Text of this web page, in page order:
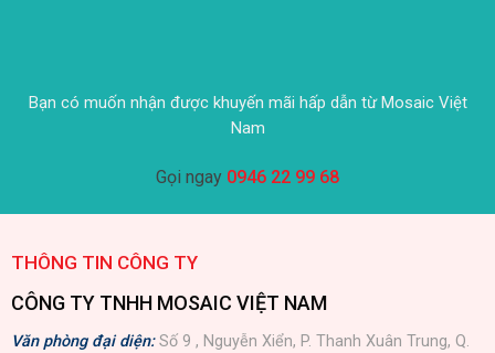
Bạn có muốn nhận được khuyến mãi hấp dẫn từ Mosaic Việt
Nam
Gọi ngay 0946 22 99 68
THÔNG TIN CÔNG TY
CÔNG TY TNHH MOSAIC VIỆT NAM
Văn phòng đại diện:Số 9 , Nguyễn Xiển, P. Thanh Xuân Trung, Q.